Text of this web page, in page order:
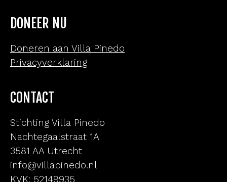
DONEER NU
Doneren aan Villa Pinedo
Privacyverklaring
CONTACT
Stichting Villa Pinedo
Nachtegaalstraat 1A
3581 AA Utrecht
info@villapinedo.nl
KVK: 52149935